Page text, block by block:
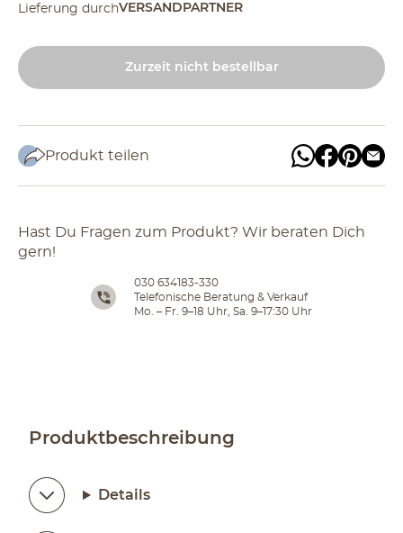
Lieferung durchVERSANDPARTNER
Zurzeit nicht bestellbar
Produkt teilen
Hast Du Fragen zum Produkt? Wir beraten Dich
gern!
030 634183-330
Telefonische Beratung & Verkauf
Mo. – Fr. 9–18 Uhr, Sa. 9–17:30 Uhr
Produktbeschreibung
Details